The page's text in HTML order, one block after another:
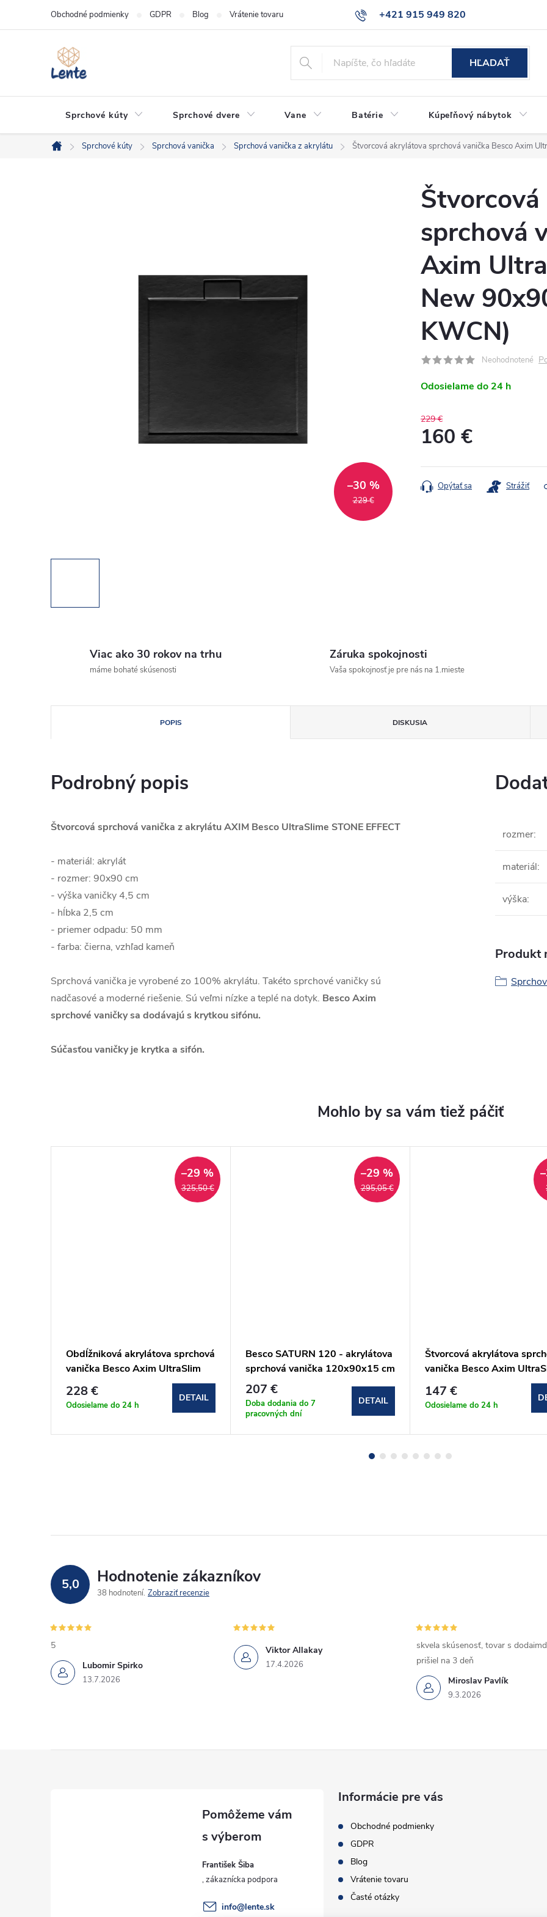
+421 915 949 820
Obchodné podmienky GDPR Blog Vrátenie tovaru
HĽADAŤ
Sprchové kúty Sprchové dvere Vane Batérie Kúpeľňový nábytok
Domov
Sprchové kúty Sprchová vanička Sprchová vanička z akrylátu Štvorcová akrylátova sprchová vanička Besco Axim
229 €
–30 %
sprchová
Axim
New
KWCN)
Neohodnotené
Odosielame do 24 h
229 €
160 €
cena:
Opýtať sa Strážiť
Viac ako 30 rokov na trhu
máme bohaté skúsenosti
Záruka spokojnosti
Vaša spokojnosť je pre nás na 1.mieste
POPIS DISKUSIA
Podrobný popis
Štvorcová sprchová vanička z akrylátu AXIM Besco UltraSlime STONE EFFECT
- materiál: akrylát
- rozmer: 90x90 cm
- výška vaničky 4,5 cm
- hĺbka 2,5 cm
- priemer odpadu: 50 mm
- farba: čierna, vzhľad kameň
Sprchová vanička je vyrobené zo 100% akrylátu. Takéto sprchové vaničky sú
nadčasové a moderné riešenie. Sú veľmi nízke a teplé na dotyk. Besco Axim
sprchové vaničky sa dodávajú s krytkou sifónu.
Súčasťou vaničky je krytka a sifón.
rozmer:
materiál:
výška:
Produkt
325,50 €
–29 %
Obdĺžniková akrylátova sprchová
vanička Besco Axim UltraSlim
Stone Effect New 120x90 cm
(#BAX-129-PCN
228 €
Odosielame do 24 h
DETAIL
295,05 €
–29 %
Besco SATURN 120 - akrylátova
sprchová vanička 120x90x15 cm
207 €
Doba dodania do 7
pracovných dní
DETAIL
Štvorcová akrylátova
vanička Besco Axim
Stone Effect New 80x80
(#BAX-80-KWCN)
147 €
Odosielame do 24 h
5,0 Hodnotenie zákazníkov
38 hodnotení Zobraziť recenzie
Lubomir Spirko
13.7.2026
5 Viktor Allakay
17.4.2026
Miroslav Pavlík
9.3.2026
skvela skúsenosť, tovar s
prišiel na 3 deň
František Šiba
info@lente.sk
Informácie pre vás
Obchodné podmienky
GDPR
Blog
Vrátenie tovaru
Časté otázky